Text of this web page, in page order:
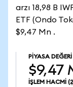
arzı 18,98 B
ETF (Ondo
$9,47 Mn .
PIYASA DEĞERI
$9,47
İŞLEM HACMI